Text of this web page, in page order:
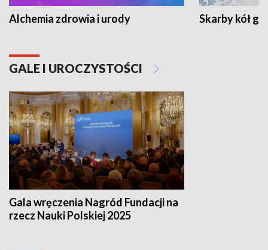
Alchemia zdrowia i urody Skarby kół
GALE I UROCZYSTOŚCI
Gala wręczenia Nagród Fundacji na
rzecz Nauki Polskiej 2025